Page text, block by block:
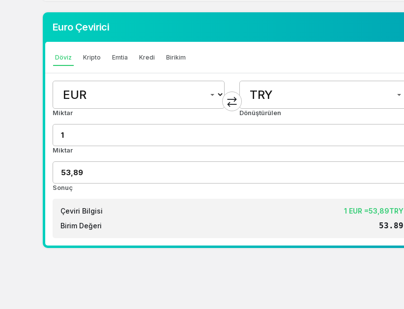
1 Dolar Kaç TL ?
1 Euro Kaç TL ?
1 CHF Kaç TL ?
1 RUB Kaç TL ?
1 CNY Kaç TL ?
Euro Çevirici
Döviz Kripto Emtia Kredi Birikim
Miktar Dönüştürülen
Miktar
Sonuç
Çeviri Bilgisi
1 EUR =53,89TRY
Birim Değeri
53.89